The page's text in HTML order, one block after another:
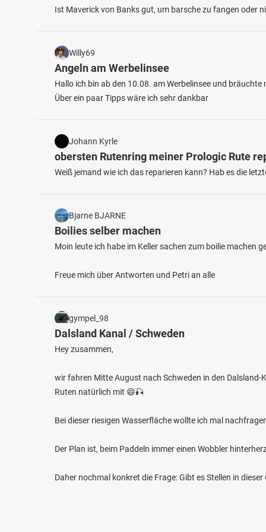
Teichanlage Kern
Fischarten: Regenbogenforelle, Karpfen,
Ist Maverick von Banks gut, um barsche zu fangen oder
Willy69
Angeln am Werbelinsee
Hallo ich bin ab den 10.08. am Werbelinsee und
Über ein paar Tipps wäre ich sehr dankbar
Johann Kyrle
obersten Rutenring meiner Prologic Rute
Weiß jemand wie ich das reparieren kann? Hab es die
Bjarne BJARNE
Boilies selber machen
Moin leute ich habe im Keller sachen zum boilie machen
Freue mich über Antworten und Petri an alle
gympel_98
Dalsland Kanal / Schweden
Hey zusammen,
wir fahren Mitte August nach Schweden in den
Ruten natürlich mit 😄🎣
Bei dieser riesigen Wasserfläche wollte ich mal
Der Plan ist, beim Paddeln immer einen Wobbler
Daher nochmal konkret die Frage: Gibt es Stellen in